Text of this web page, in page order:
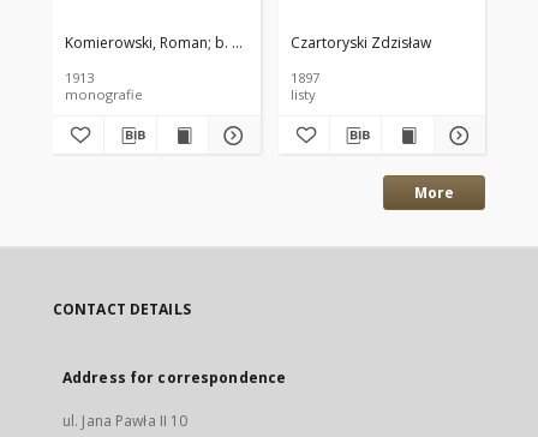
Komierowski, Roman; b. poseł do sejmu pruskiego i do parlamentu
1913
monografie
Czartoryski Zdzisław
1897
listy
More
CONTACT DETAILS
Address for correspondence
ul. Jana Pawła II 10